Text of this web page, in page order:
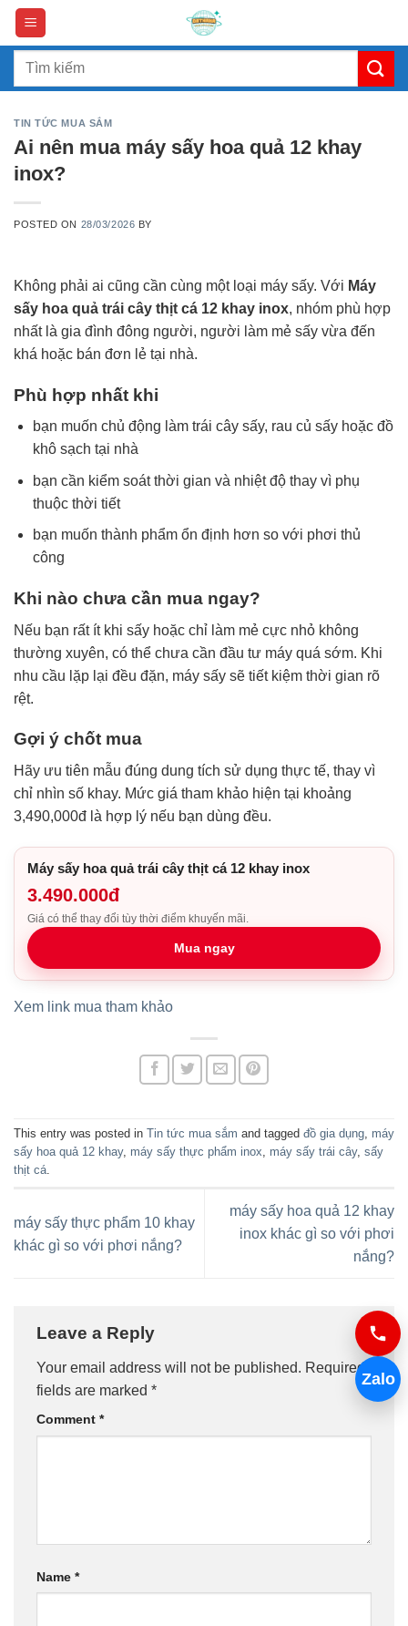
Skip
content
Search
TIN TỨC MUA SẮM
Ai nên mua máy sấy hoa quả 12 khay
inox?
POSTED ON 28/03/2026 BY
Không phải ai cũng cần cùng một loại máy sấy. Với Máy
sấy hoa quả trái cây thịt cá 12 khay inox, nhóm phù hợp
nhất là gia đình đông người, người làm mẻ sấy vừa đến
khá hoặc bán đơn lẻ tại nhà.
Phù hợp nhất khi
bạn muốn chủ động làm trái cây sấy, rau củ sấy hoặc đồ
khô sạch tại nhà
bạn cần kiểm soát thời gian và nhiệt độ thay vì phụ
thuộc thời tiết
bạn muốn thành phẩm ổn định hơn so với phơi thủ
công
Khi nào chưa cần mua ngay?
Nếu bạn rất ít khi sấy hoặc chỉ làm mẻ cực nhỏ không
thường xuyên, có thể chưa cần đầu tư máy quá sớm. Khi
nhu cầu lặp lại đều đặn, máy sấy sẽ tiết kiệm thời gian rõ
rệt.
Gợi ý chốt mua
Hãy ưu tiên mẫu đúng dung tích sử dụng thực tế, thay vì
chỉ nhìn số khay. Mức giá tham khảo hiện tại khoảng
3,490,000đ là hợp lý nếu bạn dùng đều.
Máy sấy hoa quả trái cây thịt cá 12 khay inox
3.490.000đ
Giá có thể thay đổi tùy thời điểm khuyến mãi.
Mua ngay
Xem link mua tham khảo
This entry was posted in Tin tức mua sắm and tagged đồ gia dụng, máy
sấy hoa quả 12 khay, máy sấy thực phẩm inox, máy sấy trái cây, sấy
thịt cá.
máy sấy thực phẩm 10 khay
khác gì so với phơi nắng?
máy sấy hoa quả 12 khay
inox khác gì so với phơi
nắng?
Leave a Reply
Your email address will not be published. Required
fields are marked *
Comment *
Name *
Zalo